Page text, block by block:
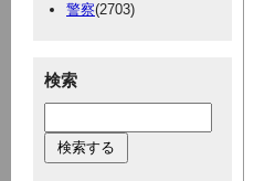
警察(2703)
検索